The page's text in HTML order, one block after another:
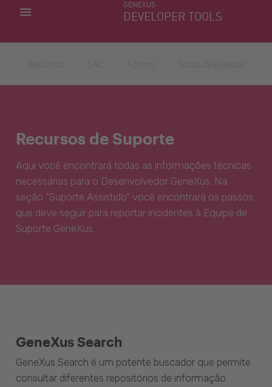
GENEXUS
DEVELOPER TOOLS
MINHAS APLICACÕES
Recursos de Suporte
Aqui você encontrará todas as informações técnicas
necessárias para o Desenvolvedor GeneXus. Na
seção "Suporte Assistido" você encontrará os passos
que deve seguir para reportar incidentes à Equipe de
Suporte GeneXus.
GeneXus Search
GeneXus Search é um potente buscador que permite
consultar diferentes repositórios de informação